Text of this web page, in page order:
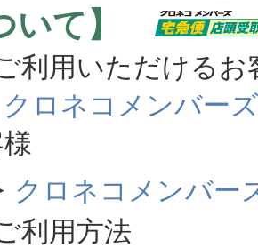
いて】
利用いただけるお
クロネコメンバーズ
クロネコメンバー
利用方法